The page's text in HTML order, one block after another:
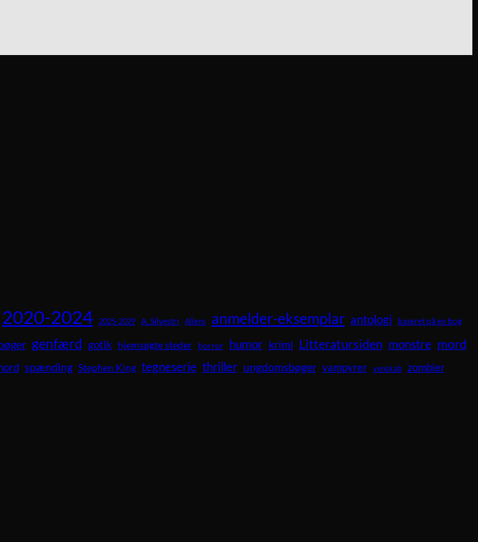
2020-2024 2025-2029 A. Silvestri Aliens anmelder-eksemplar antologi baseret på en bog
genfærd gotik hjemsøgte steder horror humor krimi Litteratursiden monstre mord
spænding Stephen King tegneserie thriller ungdomsbøger vampyrer venskab zombier